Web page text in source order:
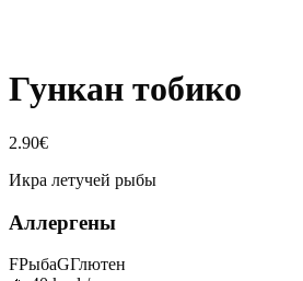
Гункан тобико
2.90€
Икра летучей рыбы
Аллергены
FРыбаGГлютен